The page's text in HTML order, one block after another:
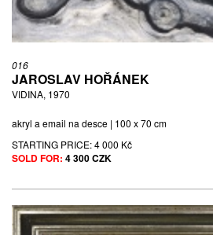
016
JAROSLAV HOŘÁNEK
VIDINA, 1970
akryl a email na desce | 100 x 70 cm
STARTING PRICE:4 000 Kč
SOLD FOR: 4 300 CZK